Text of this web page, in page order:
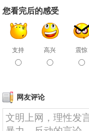
您看完后的感受
支持 高兴 震惊
网友评论